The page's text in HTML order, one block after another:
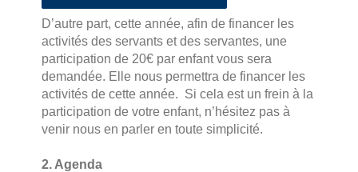
D’autre part, cette année, afin de financer les
activités des servants et des servantes, une
participation de 20€ par enfant vous sera
demandée. Elle nous permettra de financer les
activités de cette année. Si cela est un frein à la
participation de votre enfant, n’hésitez pas à
venir nous en parler en toute simplicité.
2. Agenda